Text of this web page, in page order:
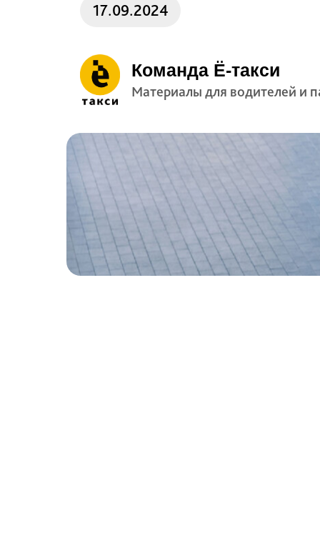
17.09.2024
Команда Ё-такси
Материалы для водителей и